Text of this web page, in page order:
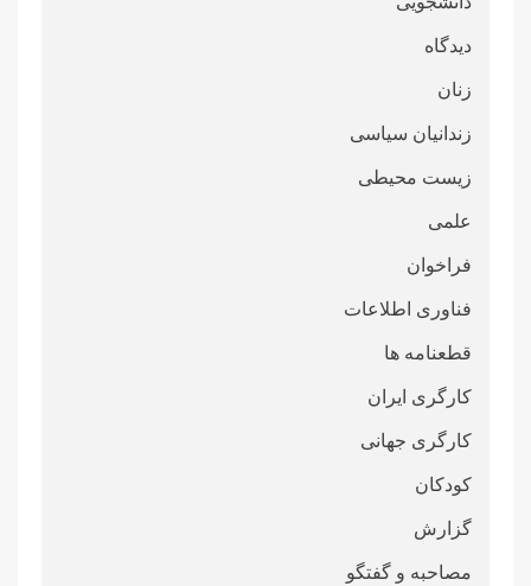
دیدگاه
زنان
زندانیان سیاسی
زیست محیطی
علمی
فراخوان
فناوری اطلاعات
قطعنامە ها
کارگری ایران
کارگری جهانی
کودکان
گزارش
مصاحبه و گفتگو